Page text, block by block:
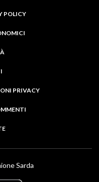
POLICY
PRIVACY
Sarda